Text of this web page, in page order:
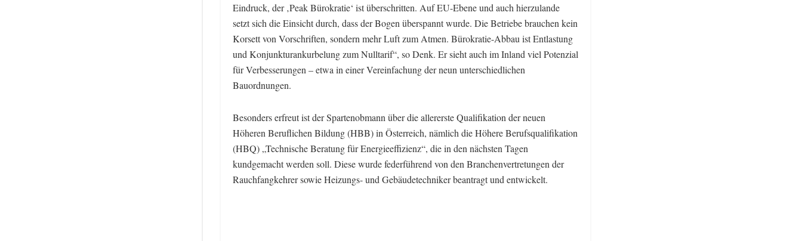
Eindruck, der ‚Peak Bürokratie‘ ist überschritten. Auf EU-Ebene und auch hierzulande
setzt sich die Einsicht durch, dass der Bogen überspannt wurde. Die Betriebe brauchen kein
Korsett von Vorschriften, sondern mehr Luft zum Atmen. Bürokratie-Abbau ist Entlastung
und Konjunkturankurbelung zum Nulltarif“, so Denk. Er sieht auch im Inland viel Potenzial
für Verbesserungen – etwa in einer Vereinfachung der neun unterschiedlichen
Bauordnungen.
Besonders erfreut ist der Spartenobmann über die allererste Qualifikation der neuen
Höheren Beruflichen Bildung (HBB) in Österreich, nämlich die Höhere Berufsqualifikation
(HBQ) „Technische Beratung für Energieeffizienz“, die in den nächsten Tagen
kundgemacht werden soll. Diese wurde federführend von den Branchenvertretungen der
Rauchfangkehrer sowie Heizungs- und Gebäudetechniker beantragt und entwickelt.